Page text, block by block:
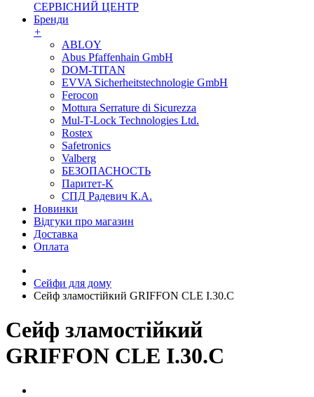
СЕРВІСНИЙ ЦЕНТР
Бренди
+
ABLOY
Abus Pfaffenhain GmbH
DOM-TITAN
EVVA Sicherheitstechnologie GmbH
Ferocon
Mottura Serrature di Sicurezza
Mul-T-Lock Technologies Ltd.
Rostex
Safetronics
Valberg
БЕЗОПАСНОСТЬ
Паритет-K
СПД Радевич К.А.
Новинки
Відгуки про магазин
Доставка
Оплата
Сейфи для дому
Сейф зламостійкий GRIFFON CLE I.30.C
Сейф зламостійкий
GRIFFON CLE I.30.C